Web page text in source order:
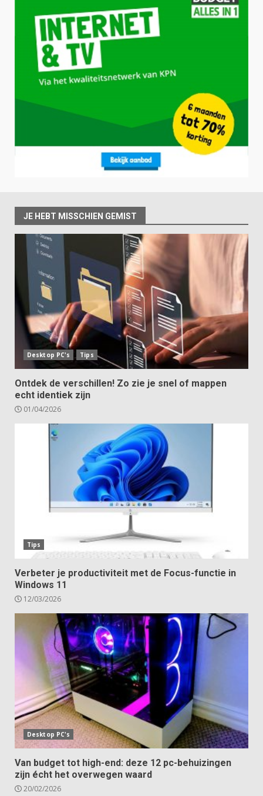
JE HEBT MISSCHIEN GEMIST
Desktop PC's Tips
Ontdek de verschillen! Zo zie je snel of mappen
echt identiek zijn
01/04/2026
Tips
Verbeter je productiviteit met de Focus-functie in
Windows 11
12/03/2026
Desktop PC's
Van budget tot high-end: deze 12 pc-behuizingen
zijn écht het overwegen waard
20/02/2026